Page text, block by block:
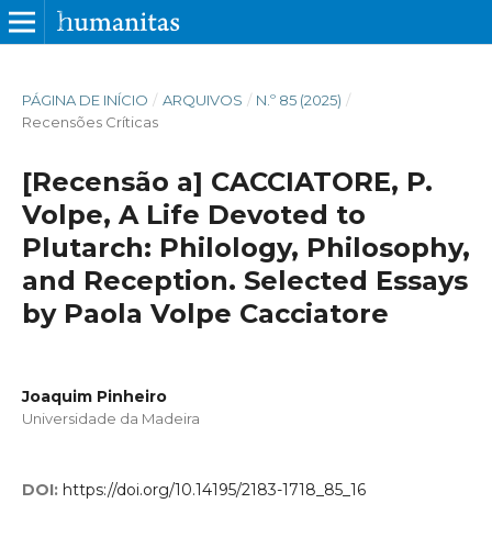
PÁGINA DE INÍCIO / ARQUIVOS / N.º 85 (2025) /
Recensões Críticas
[Recensão a] CACCIATORE, P.
Volpe, A Life Devoted to
Plutarch: Philology, Philosophy,
and Reception. Selected Essays
by Paola Volpe Cacciatore
Joaquim Pinheiro
Universidade da Madeira
DOI: https://doi.org/10.14195/2183-1718_85_16